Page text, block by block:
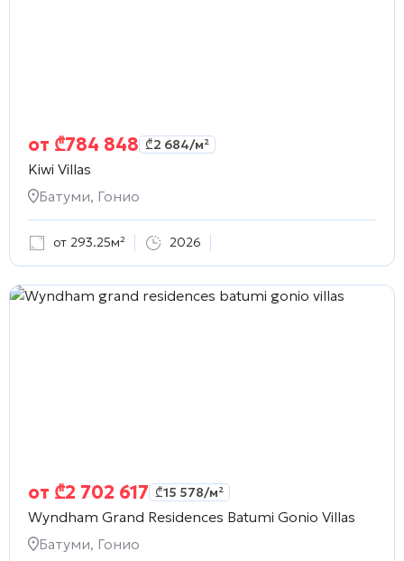
от ₾784 848 ₾2 684/м²
Kiwi Villas
Батуми, Гонио
от 293.25м² 2026
от ₾2 702 617 ₾15 578/м²
Wyndham Grand Residences Batumi Gonio Villas
Батуми, Гонио